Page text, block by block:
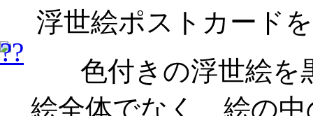
浮世絵ポストカード
色付きの浮世絵を
絵全体でなく、絵の